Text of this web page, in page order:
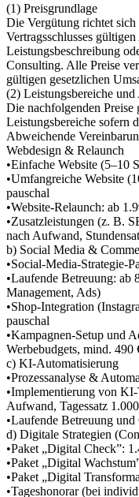
(1) Preisgrundlage
Die Vergütung richtet
Vertragsschlusses
Leistungsbeschreibung
Consulting. Alle Preise
gültigen gesetzlichen
(2) Leistungsbereiche
Die nachfolgenden
Leistungsbereiche sofern
Abweichende
Webdesign & Relaunch
•Einfache Website (5–10
•Umfangreiche Website
pauschal
•Website-Relaunch: ab
•Zusatzleistungen (z. B.
nach Aufwand,
b) Social Media &
•Social-Media-Strategie-
•Laufende Betreuung:
Management, Ads)
•Shop-Integration
pauschal
•Kampagnen-Setup und
Werbebudgets, mind. 490
c) KI-Automatisierung
•Prozessanalyse &
•Implementierung von
Aufwand, Tagessatz
•Laufende Betreuung
d) Digitale Strategien
•Paket „Digital Check”:
•Paket „Digital
•Paket „Digital
•Tageshonorar (bei